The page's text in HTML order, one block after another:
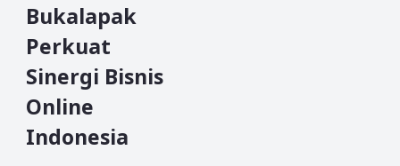
Bukalapak
Perkuat
Sinergi Bisnis
Online
Indonesia